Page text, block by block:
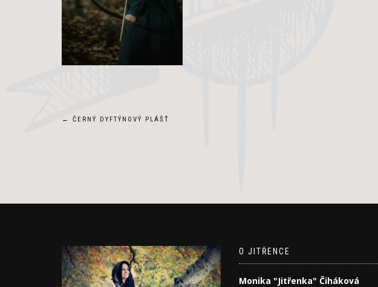
Navigace
← ČERNÝ DYFTÝNOVÝ PLÁŠŤ
O JITŘENCE
Monika "Jitřenka" Čiháková